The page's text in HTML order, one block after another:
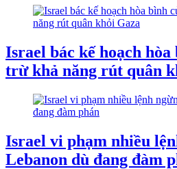
Israel bác kế hoạch
trừ khả năng rút quân
Israel vi phạm nhiều
Lebanon dù đang đàm